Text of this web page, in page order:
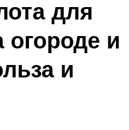
для
огороде и
и